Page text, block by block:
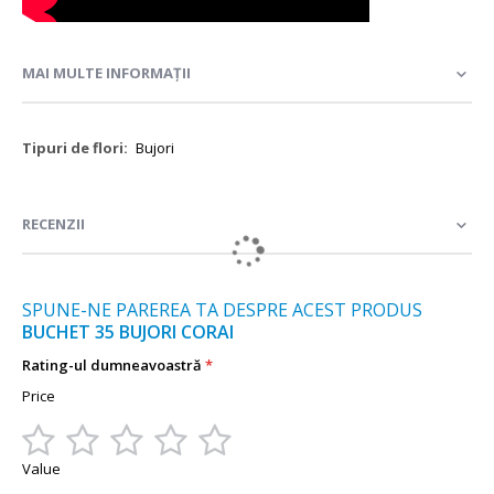
MAI MULTE INFORMAȚII
Mai
Bujori
RECENZII
SPUNE-NE PAREREA TA DESPRE ACEST PRODUS
BUCHET 35 BUJORI CORAI
Rating-ul dumneavoastră
Price
1
2
3
4
5
Value